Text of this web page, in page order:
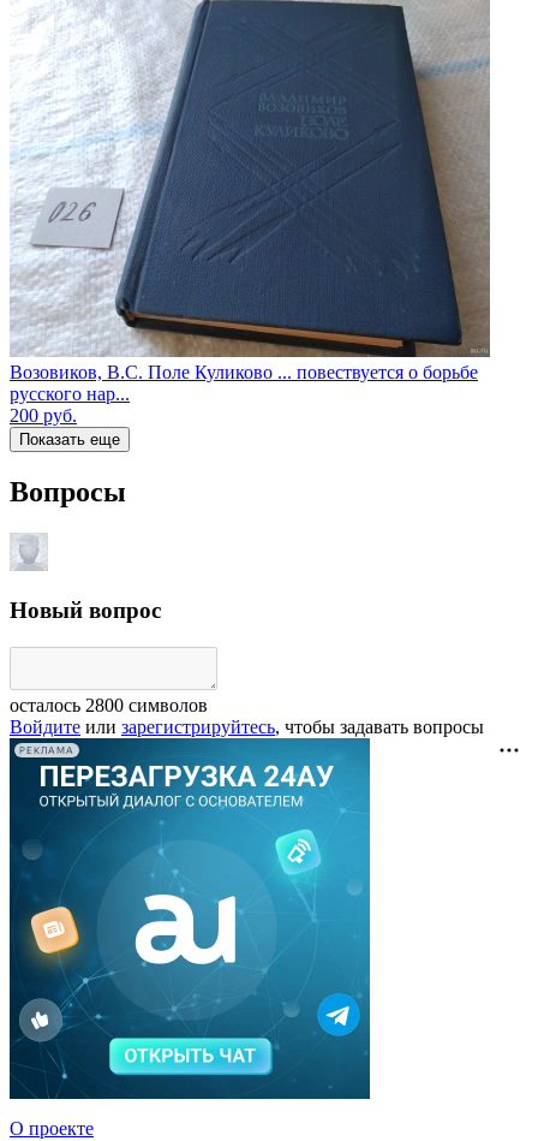
Возовиков, В.С. Поле Куликово ... повествуется о борьбе
русского нар...
200 руб.
Показать еще
Вопросы
Новый вопрос
осталось 2800 символов
Войдите или зарегистрируйтесь, чтобы задавать вопросы
РЕКЛАМА
О проекте